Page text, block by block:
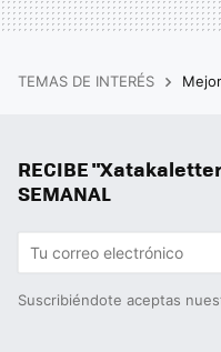
TEMAS DE INTERÉS
RECIBE
SEMANAL
Suscribiéndote aceptas